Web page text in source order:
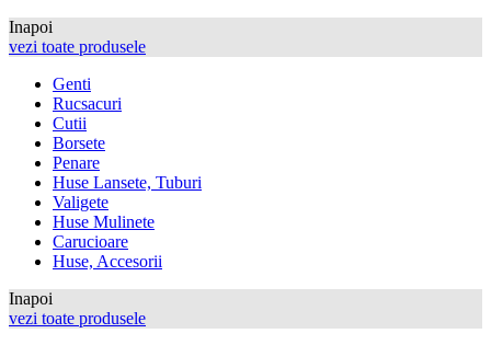
Inapoi
vezi toate produsele
Genti
Rucsacuri
Cutii
Borsete
Penare
Huse Lansete, Tuburi
Valigete
Huse Mulinete
Carucioare
Huse, Accesorii
Inapoi
vezi toate produsele